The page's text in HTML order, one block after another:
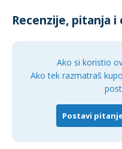
Recenzije, pitanja i
Ako si koristio
Ako tek razmatraš
Postavi